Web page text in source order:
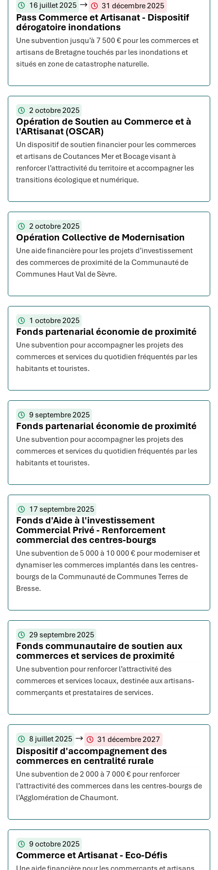
16 juillet 2025 31 décembre 2025
Pass Commerce et Artisanat - Dispositif
dérogatoire inondations
Une subvention jusqu’à 7 500 € pour les commerces et
artisans de Bretagne touchés par les inondations et
situés en zone de catastrophe naturelle.
2 octobre 2025
Opération de Soutien au Commerce et à
l'ARtisanat (OSCAR)
Un dispositif de soutien financier pour les commerces
et artisans de Coutances Mer et Bocage visant à
renforcer l’attractivité du territoire et accompagner les
transitions écologique et numérique.
2 octobre 2025
Opération Collective de Modernisation
Une aide financière pour les projets d’investissement
des commerces de proximité de la Communauté de
Communes Haut Val de Sèvre.
1 octobre 2025
Fonds partenarial économie de proximité
Une subvention pour accompagner les projets des
commerces et services du quotidien fréquentés par les
habitants et touristes.
9 septembre 2025
Fonds partenarial économie de proximité
Une subvention pour accompagner les projets des
commerces et services du quotidien fréquentés par les
habitants et touristes.
17 septembre 2025
Fonds d'Aide à l'investissement
Commercial Privé - Renforcement
commercial des centres-bourgs
Une subvention de 5 000 à 10 000 € pour moderniser et
dynamiser les commerces implantés dans les centres-
bourgs de la Communauté de Communes Terres de
Bresse.
29 septembre 2025
Fonds communautaire de soutien aux
commerces et services de proximité
Une subvention pour renforcer l’attractivité des
commerces et services locaux, destinée aux artisans-
commerçants et prestataires de services.
8 juillet 2025 31 décembre 2027
Dispositif d'accompagnement des
commerces en centralité rurale
Une subvention de 2 000 à 7 000 € pour renforcer
l’attractivité des commerces dans les centres-bourgs de
l’Agglomération de Chaumont.
9 octobre 2025
Commerce et Artisanat - Eco-Défis